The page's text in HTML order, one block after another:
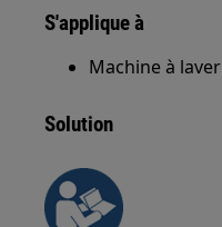
S'applique à
Machine à laver
Solution